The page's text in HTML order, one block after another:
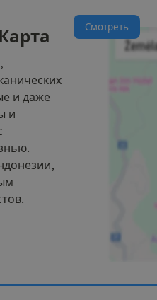
Карта
и даже
и
Смотреть